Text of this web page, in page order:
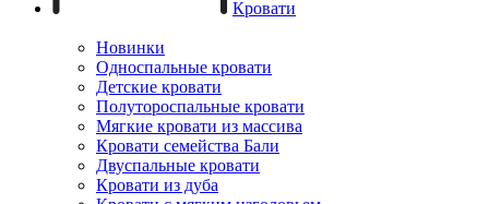
Кровати
Новинки
Односпальные кровати
Детские кровати
Полутороспальные кровати
Мягкие кровати из массива
Кровати семейства Бали
Двуспальные кровати
Кровати из дуба